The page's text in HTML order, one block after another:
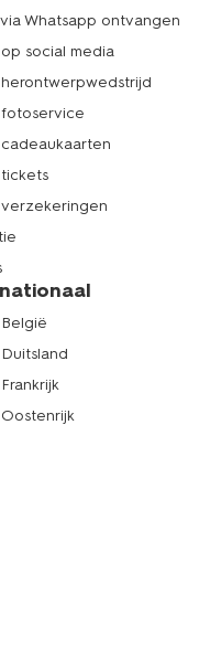
Whatsapp ontvangen
op social media
herontwerpwedstrijd
fotoservice
cadeaukaarten
tickets
verzekeringen
Oostenrijk